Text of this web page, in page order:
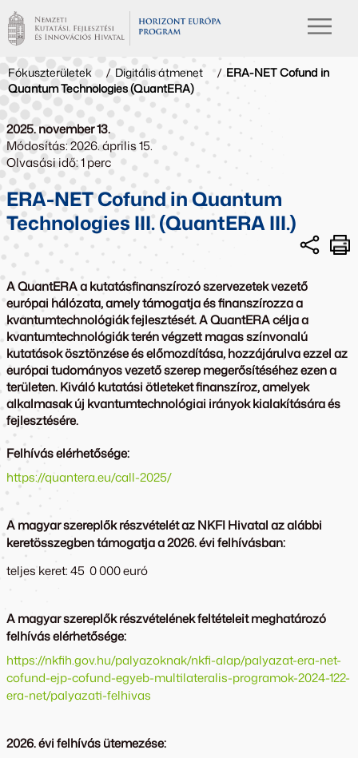
Fókuszterületek / Digitális átmenet / ERA-NET Cofund in
Quantum Technologies (QuantERA)
2025. november 13.
Módosítás: 2026. április 15.
Olvasási idő: 1 perc
ERA-NET Cofund in Quantum
Technologies III. (QuantERA III.)
A QuantERA a kutatásfinanszírozó szervezetek vezető
európai hálózata, amely támogatja és finanszírozza a
kvantumtechnológiák fejlesztését. A QuantERA célja a
kvantumtechnológiák terén végzett magas színvonalú
kutatások ösztönzése és előmozdítása, hozzájárulva ezzel az
európai tudományos vezető szerep megerősítéséhez ezen a
területen. Kiváló kutatási ötleteket finanszíroz, amelyek
alkalmasak új kvantumtechnológiai irányok kialakítására és
fejlesztésére.
Felhívás elérhetősége:
https://quantera.eu/call-2025/
A magyar szereplők részvételét az NKFI Hivatal az alábbi
keretösszegben támogatja a 2026. évi felhívásban:
teljes keret: 45 0 000 euró
A magyar szereplők részvételének feltételeit meghatározó
felhívás elérhetősége:
https://nkfih.gov.hu/palyazoknak/nkfi-alap/palyazat-era-net-
cofund-ejp-cofund-egyeb-multilateralis-programok-2024-122-
era-net/palyazati-felhivas
2026. évi felhívás ütemezése: